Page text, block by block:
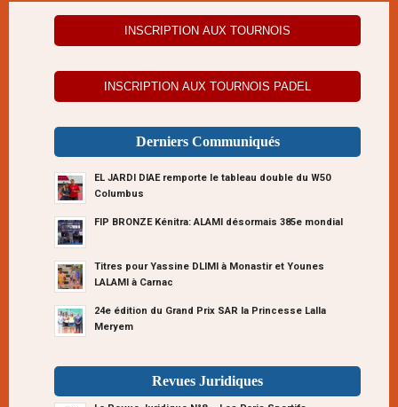
INSCRIPTION AUX TOURNOIS
INSCRIPTION AUX TOURNOIS PADEL
Derniers Communiqués
EL JARDI DIAE remporte le tableau double du W50
Columbus
FIP BRONZE Kénitra: ALAMI désormais 385e mondial
Titres pour Yassine DLIMI à Monastir et Younes
LALAMI à Carnac
24e édition du Grand Prix SAR la Princesse Lalla
Meryem
Revues Juridiques